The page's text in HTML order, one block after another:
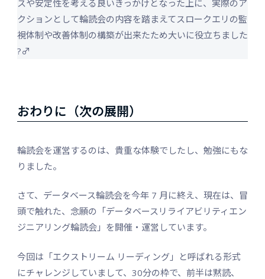
スや安定性を考える良いきっかけとなった上に、実際のア
クションとして輪読会の内容を踏まえてスロークエリの監
視体制や改善体制の構築が出来たため大いに役立ちました
?‍♂️
おわりに（次の展開）
輪読会を運営するのは、貴重な体験でしたし、勉強にもな
りました。
さて、データベース輪読会を今年 7 月に終え、現在は、冒
頭で触れた、念願の「データベースリライアビリティエン
ジニアリング輪読会」を開催・運営しています。
今回は「エクストリーム リーディング」と呼ばれる形式
にチャレンジしていまして、30分の枠で、前半は黙読、